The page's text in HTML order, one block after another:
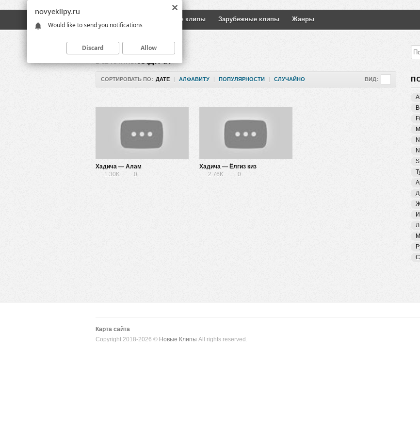
Русские клипы Зарубежные клипы Жанры
ВСЕ КЛИПЫ ХАДИЧА
СОРТИРОВАТЬ ПО: ДАТЕ | АЛФАВИТУ | ПОПУЛЯРНОСТИ | СЛУЧАЙНО ВИД:
Хадича — Алам
1.30K
0
Хадича — Ёлгиз киз
2.76K
0
Карта сайта
Copyright 2018-2026 © Новые Клипы All rights reserved.
novyeklipy.ru
Would like to send you notifications
Discard Allow